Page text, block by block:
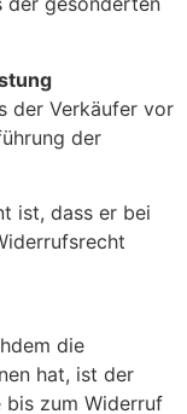
der Verkäufer vor
der
ist, dass er bei
die
hat, ist der
zum Widerruf